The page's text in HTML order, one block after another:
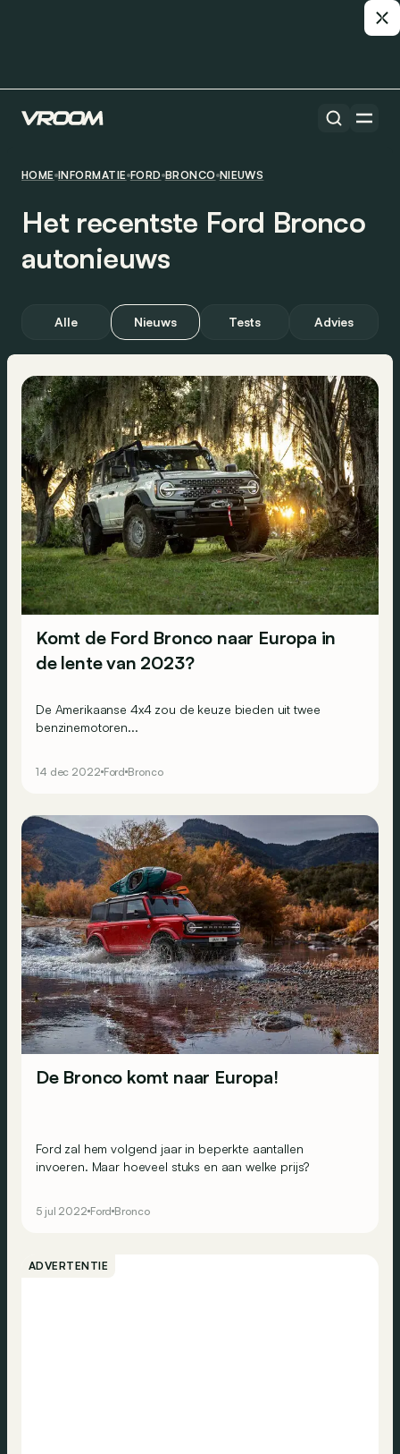
HOME INFORMATIE FORD BRONCO NIEUWS
Het recentste Ford Bronco
autonieuws
Alle Nieuws Tests Advies
Komt de Ford Bronco naar Europa in
de lente van 2023?
De Amerikaanse 4x4 zou de keuze bieden uit twee
benzinemotoren...
14 dec 2022 Ford Bronco
De Bronco komt naar Europa!
Ford zal hem volgend jaar in beperkte aantallen
invoeren. Maar hoeveel stuks en aan welke prijs?
5 jul 2022 Ford Bronco
ADVERTENTIE